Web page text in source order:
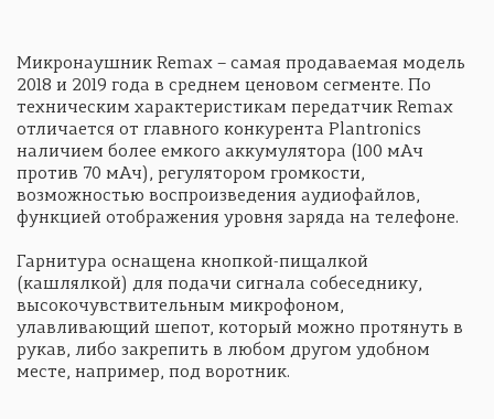
Микронаушник Remax – самая продаваемая модель
2018 и 2019 года в среднем ценовом сегменте. По
техническим характеристикам передатчик Remax
отличается от главного конкурента Plantronics
наличием более емкого аккумулятора (100 мАч
против 70 мАч), регулятором громкости,
возможностью воспроизведения аудиофайлов,
функцией отображения уровня заряда на телефоне.
Гарнитура оснащена кнопкой-пищалкой
(кашлялкой) для подачи сигнала собеседнику,
высокочувствительным микрофоном,
улавливающий шепот, который можно протянуть в
рукав, либо закрепить в любом другом удобном
месте, например, под воротник.